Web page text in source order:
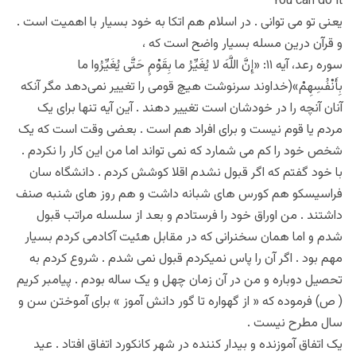
یعنی تو می توانی . در اسلام هم اتکا به خود بسیار با اهمیت است .
و قرآن درین مسله بسیار واضح است که ،
سوره رعد، آیه ۱۱: «إِنَّ اللَّهَ لا يُغَيِّرُ ما بِقَوْمٍ حَتَّى يُغَيِّرُوا ما
بِأَنْفُسِهِمْ»(خداوند سرنوشت هيچ قومى را تغيير نمى‌دهد مگر آنكه
آنان آنچه را در خودشان است تغییر دهند . آین آیه تنها برای یک
مردم یا قوم نیست و برای افراد هم است . بعضی وقت است که یک
شخص خود را کم می شمارد که نمی تواند اما من این کار را نکردم .
با خود گفتم که اگر قبول نشدم اقلا کوشش کردم . دانشگاه سان
فراسیسکو هم کورس های شبانه داشت و هم روز های شنبه صنف
داشتند . من اوراق خود را فرستادم و بعد از سلسله مراتب قبول
شدم و اما همان سخنرانی که در مقابل هئیت آکادمی کردم بسیار
مهم بود . اگر آن را پاس نمیکردم قبول نمی شدم . شروع کردم به
تحصیل دوباره و من در آن زمان چهل و یک ساله بودم . پیامبر کریم
( ص) فرموده که « از گهواره تا گور دانش آموز » برای آموختن سن و
سال مطرح نیست .
یک اتفاق آموزنده و بیدار کننده در شهر کانکورد اتفاق افتاد . عید